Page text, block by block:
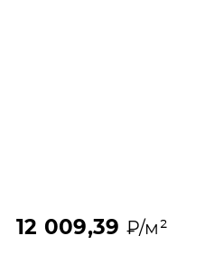
12 009,39 ₽/м²